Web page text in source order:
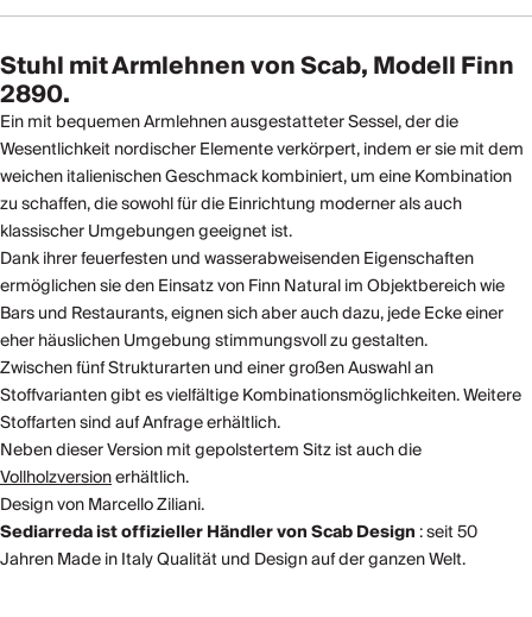
Stuhl mit Armlehnen von Scab, Modell Finn
2890.
Ein mit bequemen Armlehnen ausgestatteter Sessel, der die
Wesentlichkeit nordischer Elemente verkörpert, indem er sie mit dem
weichen italienischen Geschmack kombiniert, um eine Kombination
zu schaffen, die sowohl für die Einrichtung moderner als auch
klassischer Umgebungen geeignet ist.
Dank ihrer feuerfesten und wasserabweisenden Eigenschaften
ermöglichen sie den Einsatz von Finn Natural im Objektbereich wie
Bars und Restaurants, eignen sich aber auch dazu, jede Ecke einer
eher häuslichen Umgebung stimmungsvoll zu gestalten.
Zwischen fünf Strukturarten und einer großen Auswahl an
Stoffvarianten gibt es vielfältige Kombinationsmöglichkeiten. Weitere
Stoffarten sind auf Anfrage erhältlich.
Neben dieser Version mit gepolstertem Sitz ist auch die
Vollholzversionerhältlich.
Design von Marcello Ziliani.
Sediarreda ist offizieller Händler von Scab Design: seit 50
Jahren Made in Italy Qualität und Design auf der ganzen Welt.